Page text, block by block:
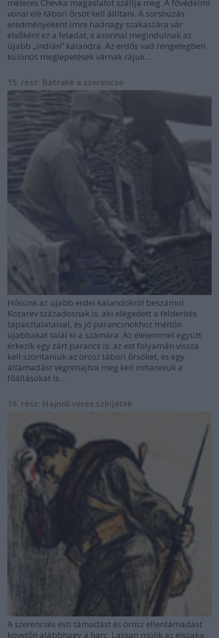
méteres Chevka magaslatot szállja meg. A fővédelmi
vonal elé tábori őrsöt kell állítani. A sorshúzás
eredményeként Imre hadnagy szakaszára vár
elsőként ez a feladat, s azonnal megindulnak az
újabb „indián” kalandra. Az erdős vad rengetegben
különös meglepetések várnak rájuk…
15. rész: Bátraké a szerencse
Hősünk az újabb erdei kalandokról beszámol
Kozarev századosnak is, aki elégedett a felderítés
tapasztalataival, és jó parancsnokhoz méltón
újabbakat talál ki a számára. Az élelemmel együtt
érkezik egy zárt parancs is: az est folyamán vissza
kell szorítaniuk az orosz tábori őrsöket, és egy
áltámadást végrehajtva meg kell rohanniuk a
főállásokat is…
16. rész: Hajnali véres színjáték
A szerencsés esti támadást és orosz ellentámadást
követőn alábbhagy a harc. Lassan múlik az éjszaka.